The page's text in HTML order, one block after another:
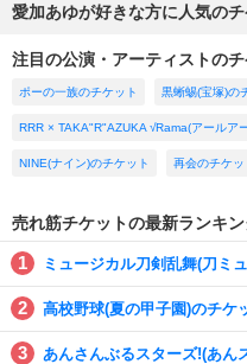
愛加あゆが好きな方に人気のチ
注目の公演・アーティストのチ
ポーの一族のチケット 黒蜥蜴(宝塚)の
RRR × TAKA"R"AZUKA √Rama(アールア
NINE(ナイン)のチケット 再会のチケッ
売れ筋チケットの最新ランキ
ミュージカル刀剣乱舞(刀ミ
高校野球(夏の甲子園)のチケ
あんさんぶるスターズ!(あん